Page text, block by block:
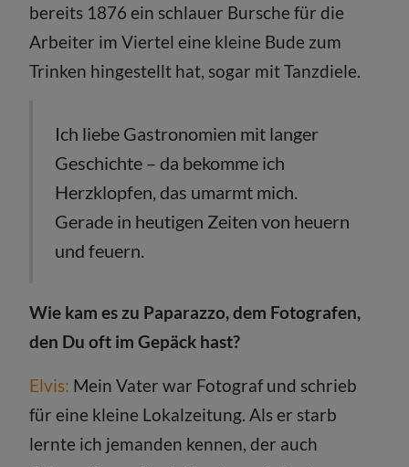
bereits 1876 ein schlauer Bursche für die
Arbeiter im Viertel eine kleine Bude zum
Trinken hingestellt hat, sogar mit Tanzdiele.
Ich liebe Gastronomien mit langer
Geschichte – da bekomme ich
Herzklopfen, das umarmt mich.
Gerade in heutigen Zeiten von heuern
und feuern.
Wie kam es zu Paparazzo, dem Fotografen,
den Du oft im Gepäck hast?
Elvis: Mein Vater war Fotograf und schrieb
für eine kleine Lokalzeitung. Als er starb
lernte ich jemanden kennen, der auch